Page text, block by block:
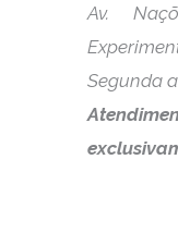
Av.
Segunda